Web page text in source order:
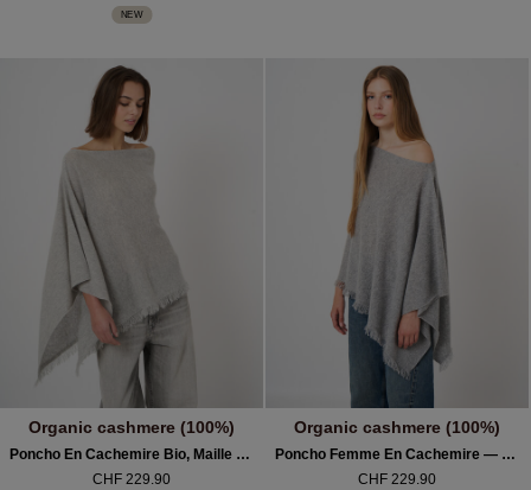
NEW
Organic cashmere (100%)
Poncho En Cachemire Bio, Maille Fine À Franges
CHF 229.90
Organic cashmere (100%)
Poncho Femme En Cachemire — Maille Fine & Franges Élégantes
CHF 229.90